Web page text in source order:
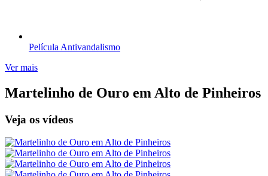
Película Antivandalismo
Ver mais
Martelinho de Ouro em Alto de Pinheiros
Veja os vídeos